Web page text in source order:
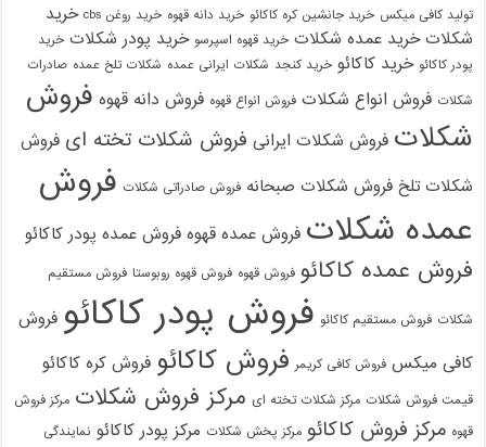
تولید کافی میکس خرید جانشین کره کاکائو خرید دانه قهوه خرید روغن cbs
خرید
شکلات خرید عمده شکلات خرید قهوه اسپرسو خرید پودر شکلات خرید
پودر کاکائو خرید کاکائو خرید کنجد شکلات ایرانی عمده شکلات تلخ عمده صادرات
شکلات فروش انواع شکلات فروش انواع قهوه فروش دانه قهوه فروش
شکلات فروش شکلات ایرانی فروش شکلات تخته ای فروش
شکلات تلخ فروش شکلات صبحانه فروش صادراتی شکلات فروش
عمده شکلات فروش عمده قهوه فروش عمده پودر کاکائو
فروش عمده کاکائو فروش قهوه فروش قهوه روبوستا فروش مستقیم
شکلات فروش مستقیم کاکائو فروش پودر کاکائو فروش
کافی میکس فروش کافی کریمر فروش کاکائو فروش کره کاکائو
قیمت فروش شکلات مرکز شکلات تخته ای مرکز فروش شکلات مرکز فروش
قهوه مرکز فروش کاکائو مرکز پخش شکلات مرکز پودر کاکائو نمایندگی